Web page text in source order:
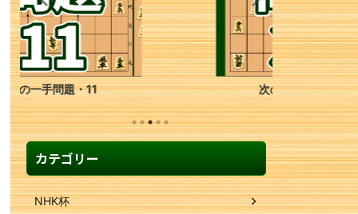
次の一手問題・39
カテゴリー
NHK杯